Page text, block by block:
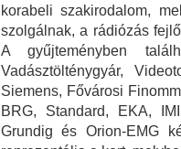
korabeli szakirodalom,
szolgálnak, a rádiózás
A gyűjteményben
Vadásztölténygyár,
Siemens, Fővárosi
BRG, Standard, EKA,
Grundig és Orion-EMG